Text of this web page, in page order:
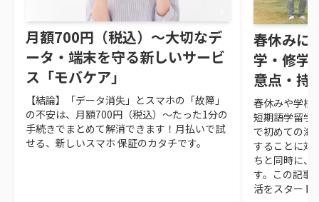
月額700円（税込）～大切なデ
ータ・端末を守る新しいサービ
ス「モバケア」
【結論】「データ消失」とスマホの「故障」
の不安は、月額700円（税込）～たった1分の
手続きでまとめて解消できます！月払いで試
せる、新しいスマホ 保証のカタチです。
春休みに
学・修学
意点・持
春休みや学校
短期語学留学
で初めての海
することに対
ちと同時に、
す。この記事
活をスタート